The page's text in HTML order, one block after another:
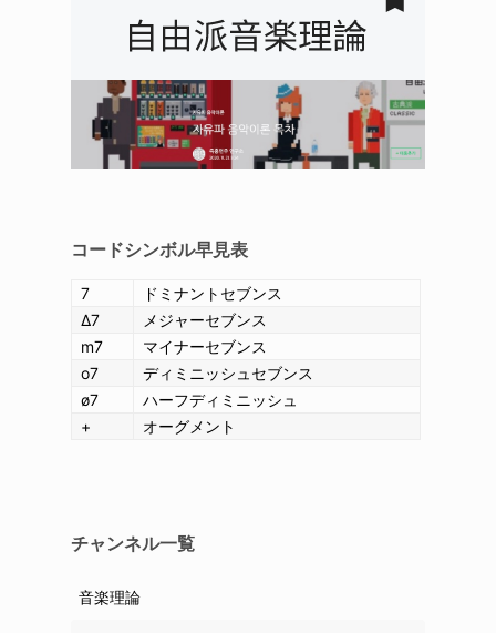
コードシンボル早見表
7
ドミナントセブンス
Δ7
メジャーセブンス
m7
マイナーセブンス
o7
ディミニッシュセブンス
ø7
ハーフディミニッシュ
+
オーグメント
チャンネル一覧
音楽理論